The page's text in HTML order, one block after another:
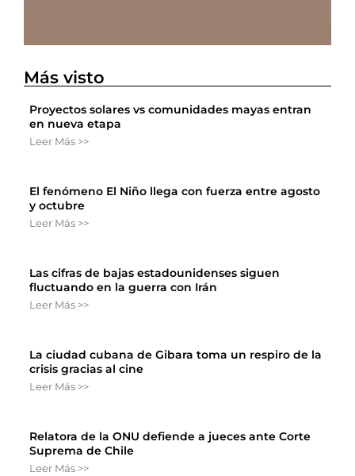
Más visto
Proyectos solares vs comunidades mayas entran
en nueva etapa
Leer Más >>
El fenómeno El Niño llega con fuerza entre agosto
y octubre
Leer Más >>
Las cifras de bajas estadounidenses siguen
fluctuando en la guerra con Irán
Leer Más >>
La ciudad cubana de Gibara toma un respiro de la
crisis gracias al cine
Leer Más >>
Relatora de la ONU defiende a jueces ante Corte
Suprema de Chile
Leer Más >>